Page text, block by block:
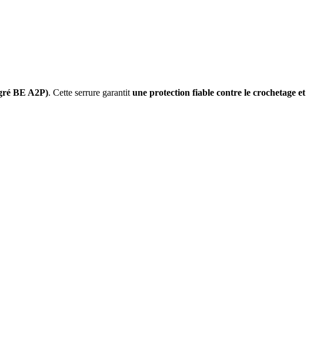
BE A2P). Cette serrure garantit une protection fiable contre le crochetage et